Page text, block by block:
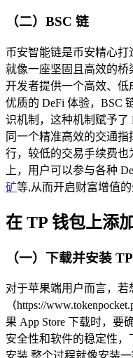
（二）BSC 链
币安智能链是币安精心
就像一座坚固且高效的
开发者提供一个高效、低
优质的 DeFi 体验，BSC
识机制，这种机制赋予了
同一个精准高效的交通
行，较低的交易手续费也
上，用户可以参与各种
矿等,从而开启财富增值的
在 TP 钱包上添
（一）下载并安装
对于苹果端用户而言，若
（https://
果 App Store 下载时，要
安全性和软件的稳定性